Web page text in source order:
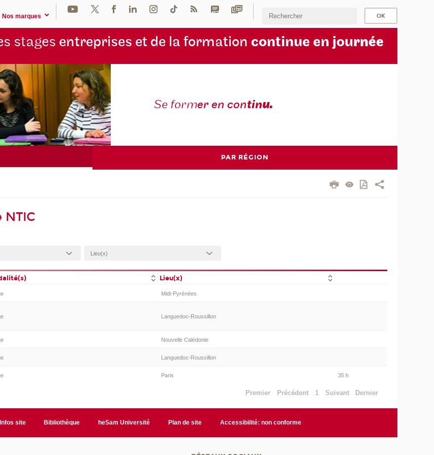
Nos marques
stages entreprises et de la formation continue en journée
Se former en continu.
PAR RÉGION
Lieu(x)
Midi-Pyrénées
Languedoc-Roussillon
Nouvelle Calédonie
Languedoc-Roussillon
Paris 35 h
Premier Précédent 1 Suivant Dernier
Infos site Bibliothèque heSam Université Plan de site Accessibilité: non conforme